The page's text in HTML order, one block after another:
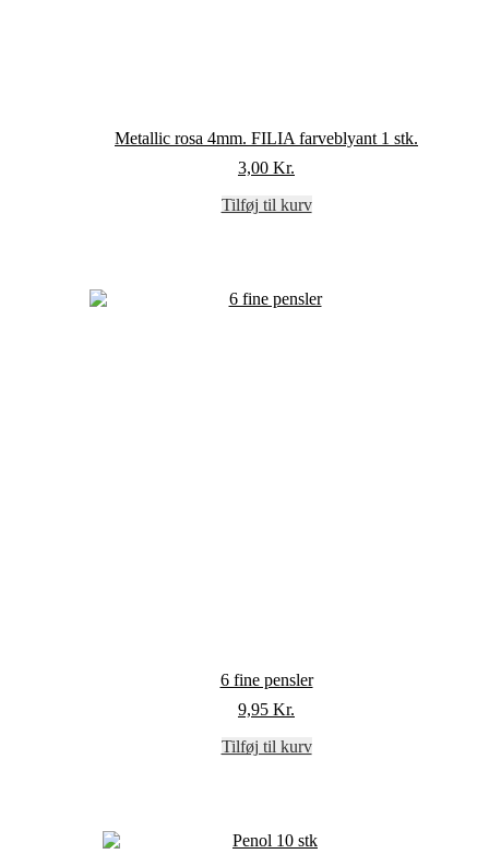
Metallic rosa 4mm. FILIA farveblyant 1 stk.
3,00 Kr.
Tilføj til kurv
6 fine pensler
9,95 Kr.
Tilføj til kurv